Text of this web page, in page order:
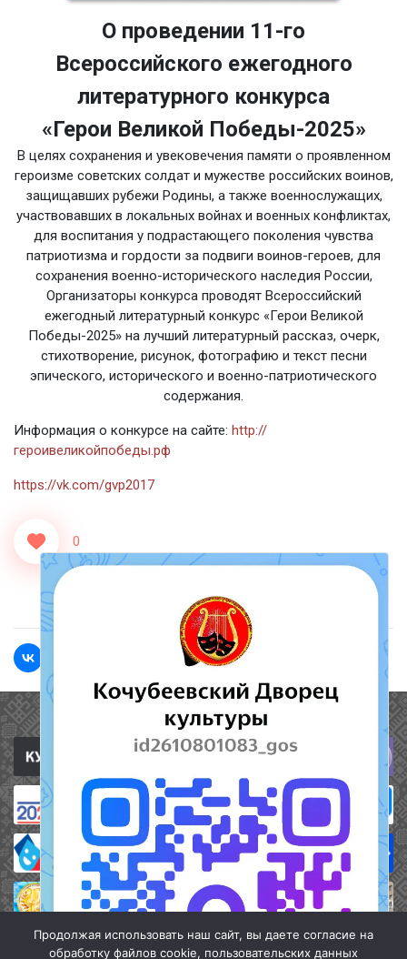
О проведении 11-го
Всероссийского ежегодного
литературного конкурса
«Герои Великой Победы-2025»
В целях сохранения и увековечения памяти о проявленном
героизме советских солдат и мужестве российских воинов,
защищавших рубежи Родины, а также военнослужащих,
участвовавших в локальных войнах и военных конфликтах,
для воспитания у подрастающего поколения чувства
патриотизма и гордости за подвиги воинов-героев, для
сохранения военно-исторического наследия России,
Организаторы конкурса проводят Всероссийский
ежегодный литературный конкурс «Герои Великой
Победы-2025» на лучший литературный рассказ, очерк,
стихотворение, рисунок, фотографию и текст песни
эпического, исторического и военно-патриотического
содержания.
Информация о конкурсе на сайте: http://
героивеликойпобеды.рф
https://vk.com/gvp2017
0
Полезные ссылки
Продолжая использовать наш сайт, вы даете согласие на
обработку файлов cookie, пользовательских данных